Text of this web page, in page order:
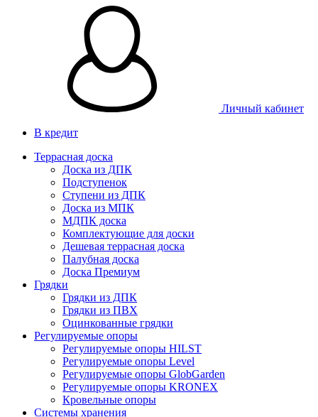
Личный кабинет
В кредит
Террасная доска
Доска из ДПК
Подступенок
Ступени из ДПК
Доска из МПК
МДПК доска
Комплектующие для доски
Дешевая террасная доска
Палубная доска
Доска Премиум
Грядки
Грядки из ДПК
Грядки из ПВХ
Оцинкованные грядки
Регулируемые опоры
Регулируемые опоры HILST
Регулируемые опоры Level
Регулируемые опоры GlobGarden
Регулируемые опоры KRONEX
Кровельные опоры
Системы хранения